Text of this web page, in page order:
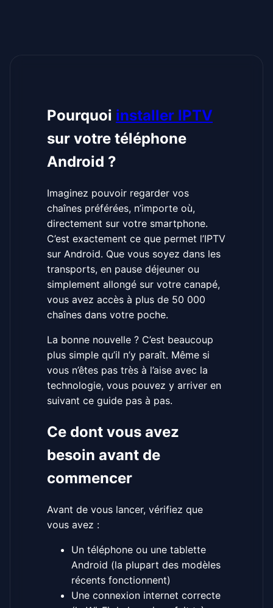
Pourquoi installer IPTV
sur votre téléphone
Android ?
Imaginez pouvoir regarder vos
chaînes préférées, n’importe où,
directement sur votre smartphone.
C’est exactement ce que permet l’IPTV
sur Android. Que vous soyez dans les
transports, en pause déjeuner ou
simplement allongé sur votre canapé,
vous avez accès à plus de 50 000
chaînes dans votre poche.
La bonne nouvelle ? C’est beaucoup
plus simple qu’il n’y paraît. Même si
vous n’êtes pas très à l’aise avec la
technologie, vous pouvez y arriver en
suivant ce guide pas à pas.
Ce dont vous avez
besoin avant de
commencer
Avant de vous lancer, vérifiez que
vous avez :
Un téléphone ou une tablette
Android (la plupart des modèles
récents fonctionnent)
Une connexion internet correcte